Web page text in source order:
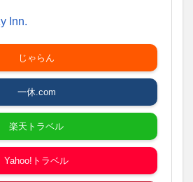
Inn.
じゃらん
一休.com
楽天トラベル
Yahoo!トラベル